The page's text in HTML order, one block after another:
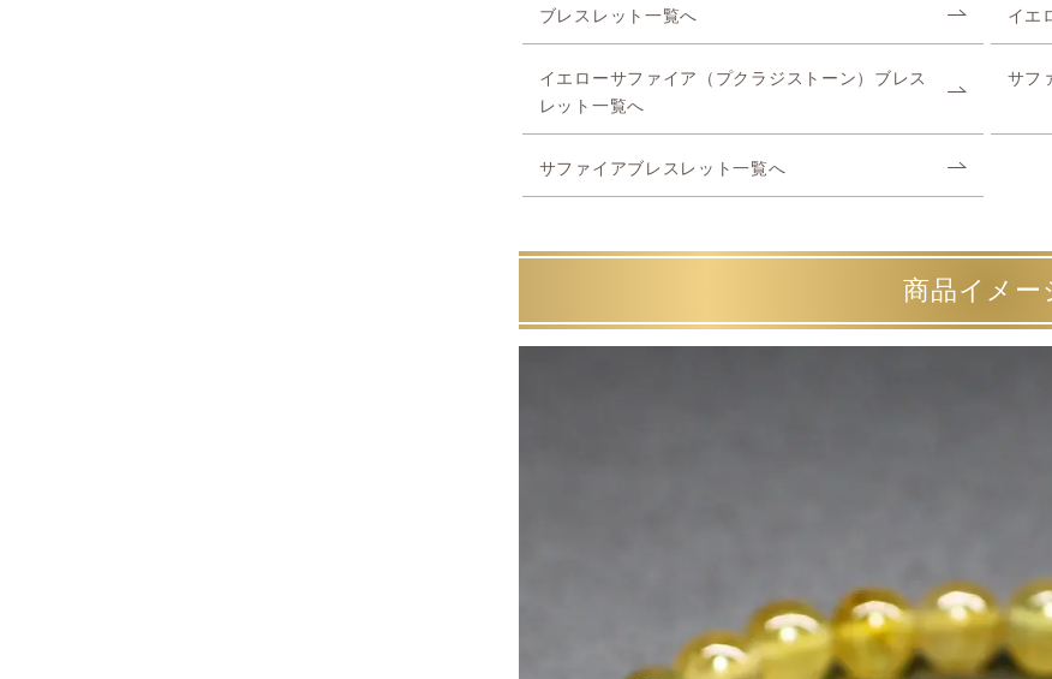
ブレスレット一覧へ イエ
イエローサファイア（プクラジストーン）ブレス
レット一覧へ
サフ
サファイアブレスレット一覧へ
商品イメー